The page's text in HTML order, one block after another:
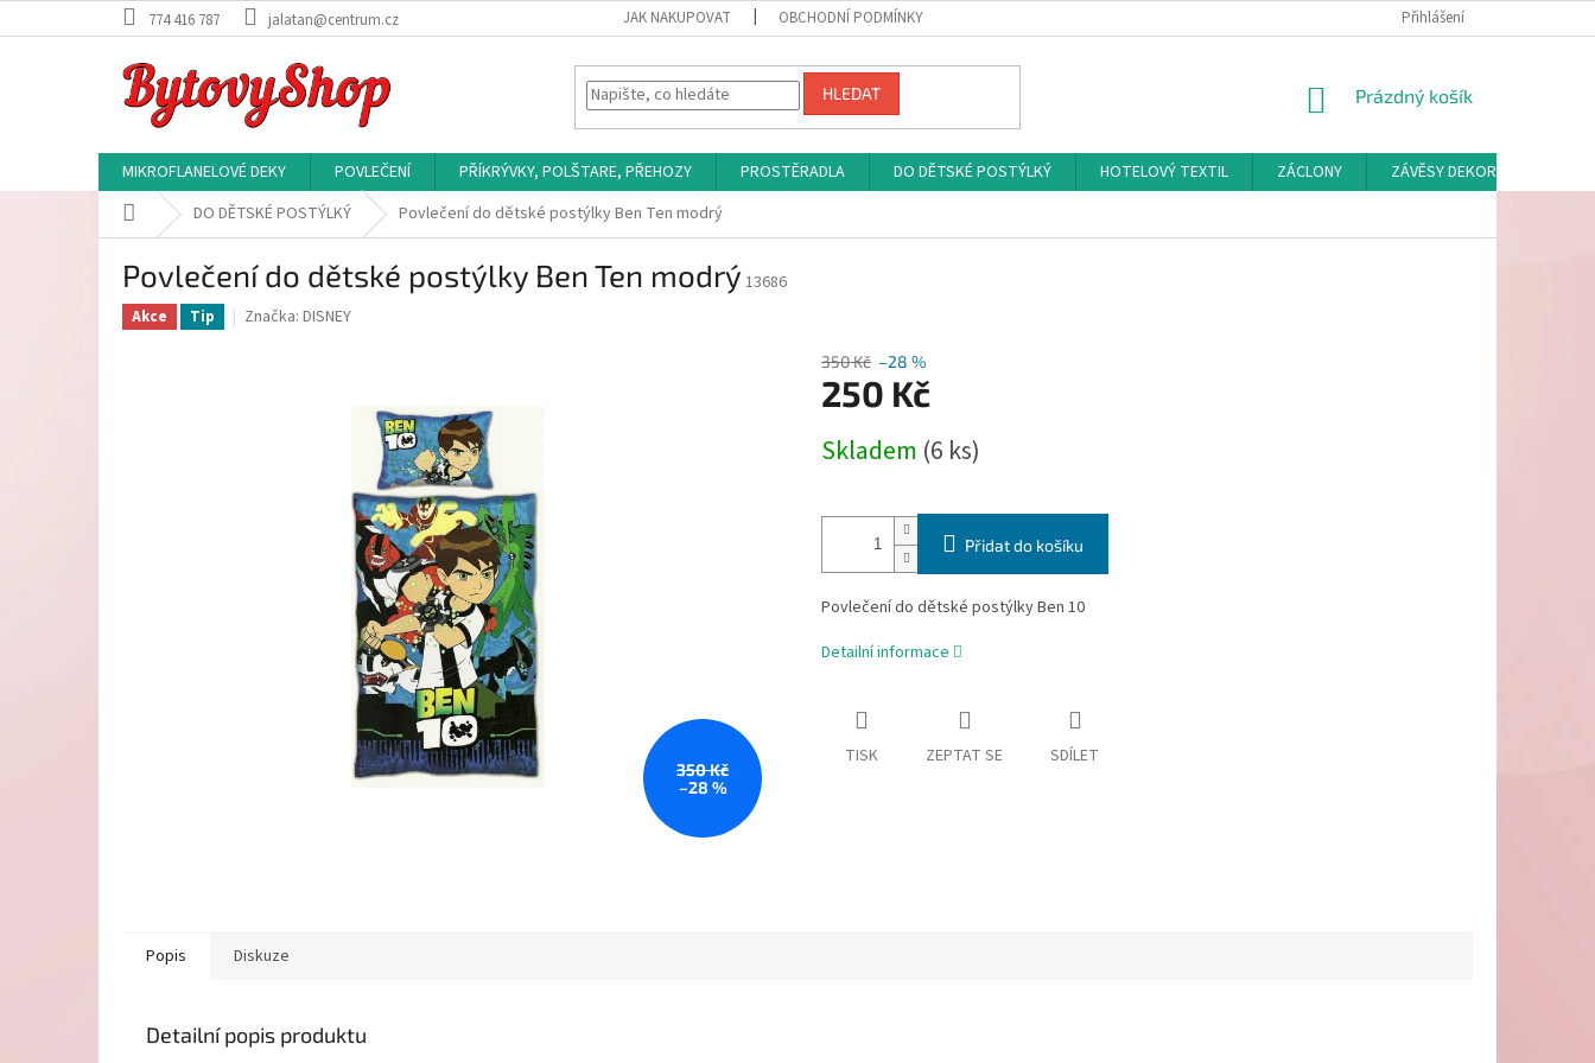
na
774 416 787 jalatan@centrum.cz JAK NAKUPOVAT OBCHODNÍ PODMÍNKY Přihlášení
HLEDAT
NÁKUPNÍ
Prázdný košík
MIKROFLANELOVÉ DEKY POVLEČENÍ PŘÍKRÝVKY, POLŠTARE, PŘEHOZY PROSTĚRADLA DO DĚTSKÉ POSTÝLKÝ HOTELOVÝ TEXTIL ZÁCLONY
ZÁVĚSY DEKORAČNÍ A
Domů DO DĚTSKÉ POSTÝLKÝ Povlečení do dětské postýlky Ben Ten modrý
Povlečení do dětské postýlky Ben Ten modrý 13686
Akce Tip Značka: DISNEY
350 Kč
–28 %
350 Kč –28 %
250 Kč
cena:
Skladem (6 ks)
Přidat do košíku
Povlečení do dětské postýlky Ben 10
Detailní informace
TISK ZEPTAT SE SDÍLET
Popis Diskuze
Detailní popis produktu